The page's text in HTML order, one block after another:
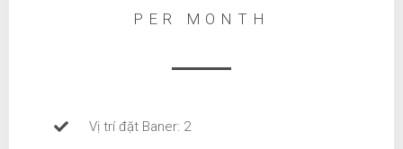
PER MONTH
Vị trí đặt Baner: 2